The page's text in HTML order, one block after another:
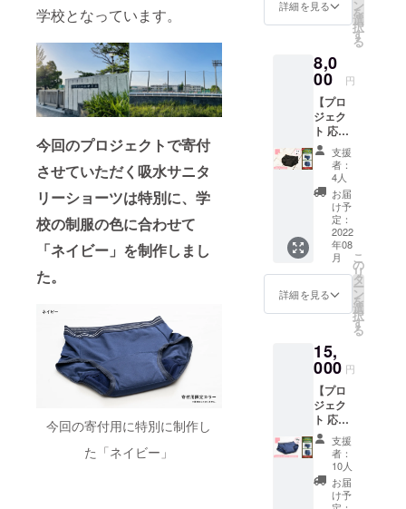
学校となっています。
今回のプロジェクトで寄付
させていただく吸水サニタ
リーショーツは特別に、学
校の制服の色に合わせて
「ネイビー」を制作しまし
た。
今回の寄付用に特別に制作し
た「ネイビー」
※支援金
額には
寄付費
用等が
含まれ
ます※
*********
*********
*********
*********
*********
***** サ
ンサン
マスク
につい
て 《通
常タイ
《メッ
シュタ
ズサイ
ズ》の
組み合
わせも
可能で
す。
「《メ
ッシュ
タイ
プ》〇
〇〇(カ
ども達
枚）
橿原市
立八木
中学校
の生徒
様へお
渡し
①②③
を支援
者様の
お手元
にお届
けいた
しま
す！(ポ
函配送)
※支援金
代・送
料・寄
付費用
等が含
まれま
す※
なし】
BASE
にてお1
人様１
回限り
ご利用
いただ
ける
クーポ
ン 追
加購入
の際な
どに是
非ご活
用くだ
さいま
せ ④子
ども達
枚）
橿原市
立八木
中学校
の生徒
様へお
渡し
①②③
を支援
者様の
お手元
ズ／カ
ラーを
くださ
い ② お
礼のお
手紙
代表取
締役よ
り感謝
の手紙
をお届
け ③商
品購入
クーポ
ン2,000
円分
【有効
期限：
なし】
BASE
にてお
１人様
１回限
りご利
用いた
だける
クーポ
ン 追
加購入
の際な
詳細を見る ン
を
選
択
す
る
8,0
00 円
【プロ
ジェク
ト 応援
＆スタ
ンダー
ドタイ
プ ２
枚】 ①
スタン
ダード
タイ
プ ２
枚 ご
希望の
サイズ
／カ
ご選択
くださ
い ②お
礼のお
手紙
代表取
締役よ
り感謝
の手紙
をお届
支援
者：
4人
お届
け予
定：
2022
年08
月
詳細を見る
こ
の
リ
タ
ー
ン
を
選
択
す
る
15,
000 円
【プロ
ジェク
ト 応
援】 ①
お礼の
メッ
セージ
代表
支援
者：
10人
お届
け予